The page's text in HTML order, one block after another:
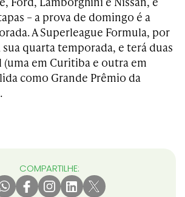
– a prova de domingo é a
A Superleague Formula, por
sua quarta temporada, e terá duas
(uma em Curitiba e outra em
como Grande Prêmio da
COMPARTILHE: